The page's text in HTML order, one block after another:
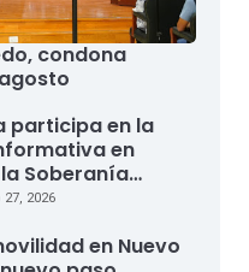
condona
participa en la
en
Soberanía
Aleman
2026
en Nuevo